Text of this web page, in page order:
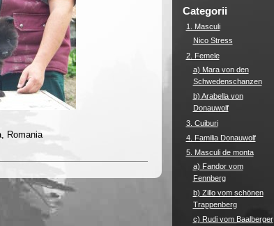
Romania
Categorii
1. Masculi
Nico Stress
2. Femele
a) Mara von den
Schwedenschanzen
b) Arabella von
Donauwolf
3. Cuiburi
4. Familia Donauwolf
5. Masculi de monta
a) Fandor vom
Fennberg
b) Zillo vom schönen
Trappenberg
c) Rudi vom Baalberger